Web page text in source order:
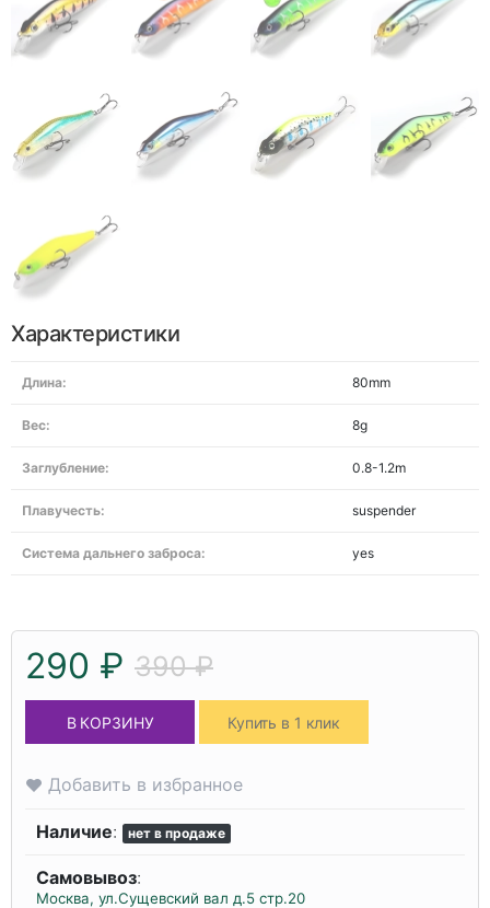
Характеристики
Длина: 80mm
Вес: 8g
Заглубление: 0.8-1.2m
Плавучесть: suspender
Система дальнего заброса: yes
290 ₽ 390 ₽
В КОРЗИНУ Купить в 1 клик
Добавить в избранное
Наличие: нет в продаже
Самовывоз:
Москва, ул.Сущевский вал д.5 стр.20